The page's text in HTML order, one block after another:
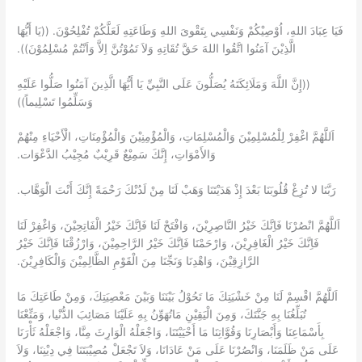
فَيَا عِبَادَ اللهِ، اُوْصِيْكُمْ وَنَفْسِي بِتَقْوىَ اللهِ وَطَاعَتِهِ لَعَلَّكُمْ تُفْلِحُوْنَ. ((يَا أَيُّهَا
الَّذِيْنَ آمَنُوا اتَّقُوا اللهَ حَقَّ تُقَاتِهِ وَلاَ تَمُوْتُنَّ اِلاَّ وَاَنْتُمْ مُسْلِمُوْنَ)).
((إِنَّ اللَّهَ وَمَلَائِكَتَهُ يُصَلُّونَ عَلَى النَّبِيِّ يَا أَيُّهَا الَّذِينَ آمَنُوا صَلُّوا عَلَيْهِ
وَسَلِّمُوا تَسْلِيماً))
اَللَّهُمَّ اغْفِرْ لِلْمُسْلِمِيْنَ وَالْمُسْلِمَاتِ، وَالْمُؤْمِنِيْنَ وَالْمُؤْمِنَاتِ، الْأَحْيَاءِ مِنْهُمْ
وَالأَمْوَاتِ، إِنَّكَ سَمِيْعٌ قَرِيْبٌ مُجِيْبُ الدَّعْوَات.
رَبَّنَا لا تُزِغْ قُلُوبَنَا بَعْدَ إِذْ هَدَيْتَنَا وَهَبْ لَنَا مِنْ لَدُنْكَ رَحْمَةً إِنَّكَ أَنْتَ الْوَهَّاب.
اَللَّهُمَّ انْصُرْنَا فَاِنَّكَ خَيْرُ النَّاصِرِيْنَ، وَافْتَحْ لَنَا فَاِنَّكَ خَيْرُ الْفَاتِحِيْنَ، وَاغْفِرْ لَنَا
فَاِنَّكَ خَيْرُ الْغَافِرِيْنَ، وَارْحَمْنَا فَاِنَّكَ خَيْرُ الرَّاحِمِيْنَ، وَارْزُقْنَا فَاِنَّكَ خَيْرُ
الرَّازِقِيْنَ، وَاهْدِنَا وَنَجِّنَا مِنَ الْقَوْمِ الظَّالِمِيْنَ وَالْكَافِرِيْنَ.
اَللَّهُمَّ اقْسِمْ لَنَا مِنْ خَشْيَتِكَ مَا تَحُوْلُ بَيْنَنَا وَبَيْنَ مَعْصِيَتِكَ، وَمِنْ طَاعَتِكَ مَا
تُبَلِّغُنَا بِهِ جَنَّتَكَ، وَمِنَ الْيَقِيْنِ مَاتُهَوِّنُ بِهِ عَلَيْنَا مَصَائِبَ الدُّنْيا، وَمَتِّعْنَا
بِأَسْمَاعِنَا وَأَبْصَارِنَا وَقُوَّاتِنَا مَا أَحْيَيْتَنَا، وَاجْعَلْهُ الْوَارِثَ مِنَّا، وَاجْعَلْهُ ثَأْرَنَا
عَلَى مَنْ ظَلَمَنَا، وَانْصُرْنَا عَلَى مَنْ عَادَانَا، وَلاَ تَجْعَلْ مُصِيْبَتَنَا فِي دِيْنِنَا، وَلاَ